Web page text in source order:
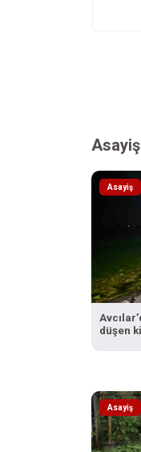
Asayiş
Asayiş
düşen
Asayiş